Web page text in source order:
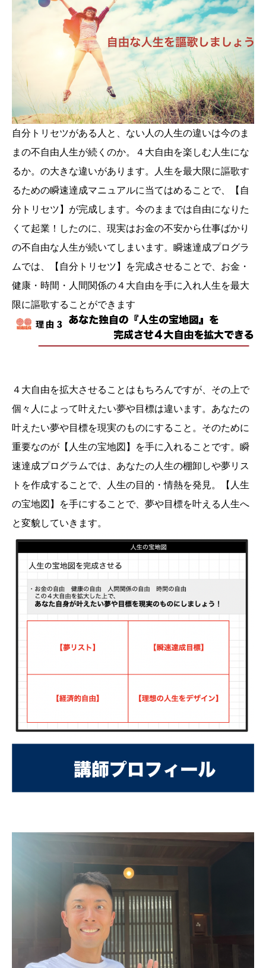
自分トリセツがある人と、ない人の人生の違いは今のま
まの不自由人生が続くのか。４大自由を楽しむ人生にな
るか。の大きな違いがあります。人生を最大限に謳歌す
るための瞬速達成マニュアルに当てはめることで、【自
分トリセツ】が完成します。今のままでは自由になりた
くて起業！したのに、現実はお金の不安から仕事ばかり
の不自由な人生が続いてしまいます。瞬速達成プログラ
ムでは、【自分トリセツ】を完成させることで、お金・
健康・時間・人間関係の４大自由を手に入れ人生を最大
限に謳歌することができます
４大自由を拡大させることはもちろんですが、その上で
個々人によって叶えたい夢や目標は違います。あなたの
叶えたい夢や目標を現実のものにすること。そのために
重要なのが【人生の宝地図】を手に入れることです。瞬
速達成プログラムでは、あなたの人生の棚卸しや夢リス
トを作成することで、人生の目的・情熱を発見。【人生
の宝地図】を手にすることで、夢や目標を叶える人生へ
と変貌していきます。